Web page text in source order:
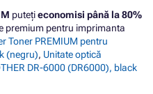
putețieconomisi până la 80%
premium pentru imprimanta
Toner PREMIUM pentru
(negru), Unitate optică
DR-6000 (DR6000), black